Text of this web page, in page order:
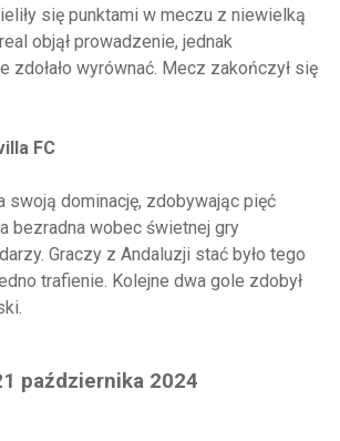
się punktami w meczu z niewielką
objął prowadzenie, jednak
zdołało wyrównać. Mecz zakończył się
FC
swoją dominację, zdobywając pięć
bezradna wobec świetnej gry
Graczy z Andaluzji stać było tego
trafienie. Kolejne dwa gole zdobył
października 2024